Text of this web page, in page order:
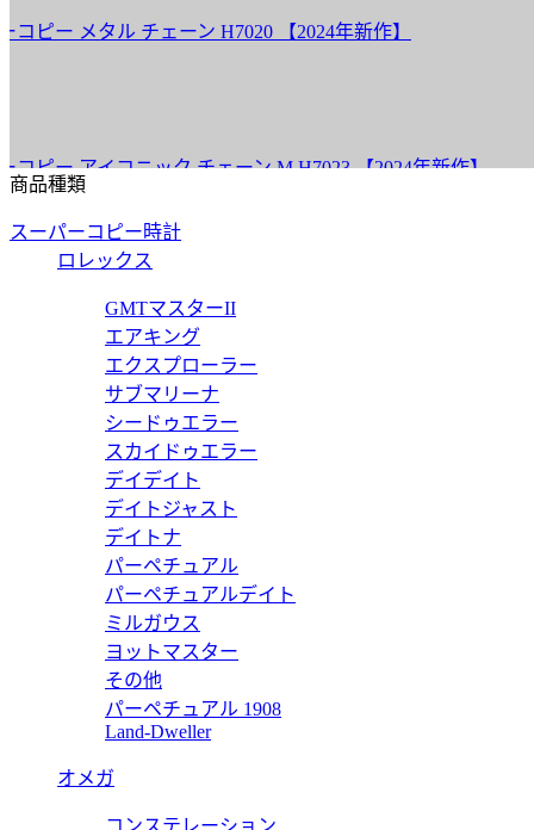
ー メタル チェーン H7020 【2024年新作】
ー アイコニック チェーン M H7023 【2024年新作】
チャーム クチュール（M） H9859 【2024年新作】
メタルチェーン H7019 【2023年新作】
アイコニック チェーン (M) H7022 【2023年新作】
オリジナル エディション (M) H6951 【2023年新作】
シ
商品種類
スーパーコピー時計
ロレックス
GMTマスターII
エアキング
エクスプローラー
サブマリーナ
シードゥエラー
スカイドゥエラー
デイデイト
デイトジャスト
デイトナ
パーペチュアル
パーペチュアルデイト
ミルガウス
ヨットマスター
その他
パーペチュアル 1908
Land-Dweller
オメガ
コンステレーション